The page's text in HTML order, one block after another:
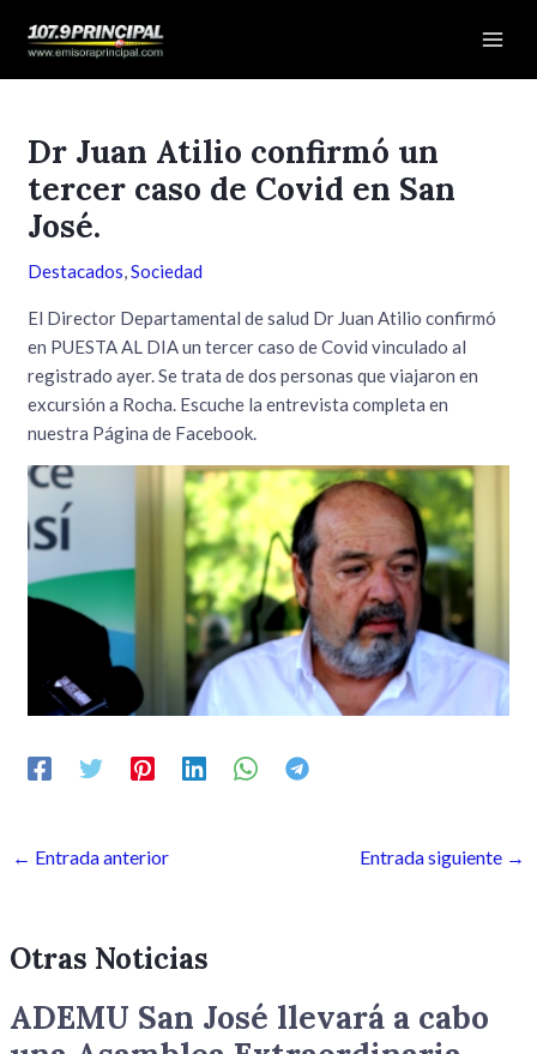
Dr Juan Atilio confirmó un
tercer caso de Covid en San
José.
Destacados,Sociedad
El Director Departamental de salud Dr Juan Atilio confirmó
en PUESTA AL DIA un tercer caso de Covid vinculado al
registrado ayer. Se trata de dos personas que viajaron en
excursión a Rocha. Escuche la entrevista completa en
nuestra Página de Facebook.
de
← Entrada anterior Entrada siguiente →
Otras Noticias
ADEMU San José llevará a cabo